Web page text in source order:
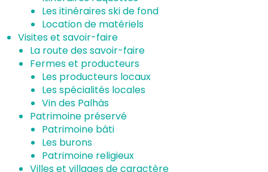
Les itinéraires ski de fond
Location de matériels
Visites et savoir-faire
La route des savoir-faire
Fermes et producteurs
Les producteurs locaux
Les spécialités locales
Vin des Palhàs
Patrimoine préservé
Patrimoine bâti
Les burons
Patrimoine religieux
Villes et villages de caractère